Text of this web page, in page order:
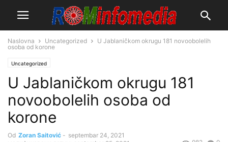
Naslovna Uncategorized
U Jablaničkom okrugu 181 novoobolelih
osoba od korone
Uncategorized
U Jablaničkom okrugu 181
novoobolelih osoba od
korone
Od Zoran Saitović - septembar 24, 2021